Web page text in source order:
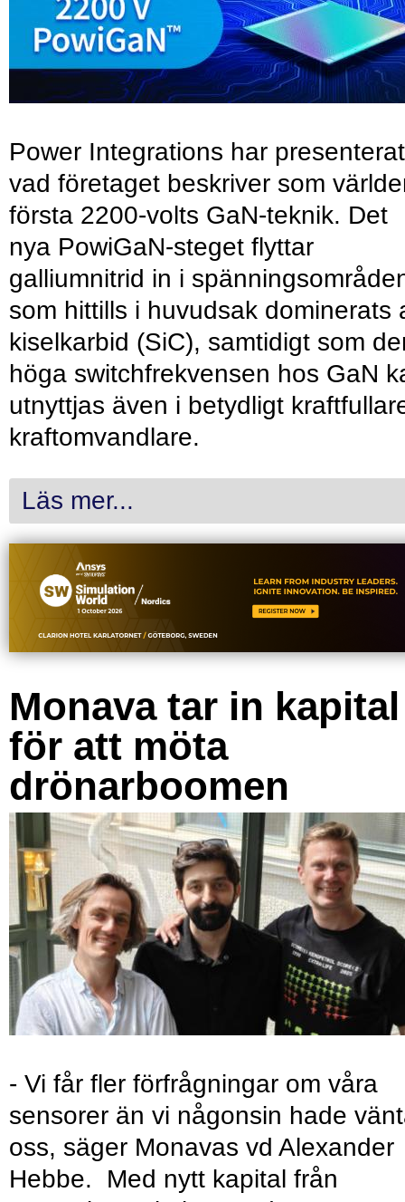
Power Integrations har presenterat
vad företaget beskriver som
första 2200-volts GaN-teknik. Det
nya PowiGaN-steget flyttar
galliumnitrid in i
som hittills i huvudsak dominerats
kiselkarbid (SiC), samtidigt som
höga switchfrekvensen hos GaN
utnyttjas även i betydligt
kraftomvandlare.
Läs mer...
Monava tar in kapital
för att möta
drönarboomen
- Vi får fler förfrågningar om våra
sensorer än vi någonsin hade
oss, säger Monavas vd Alexander
Hebbe. Med nytt kapital från